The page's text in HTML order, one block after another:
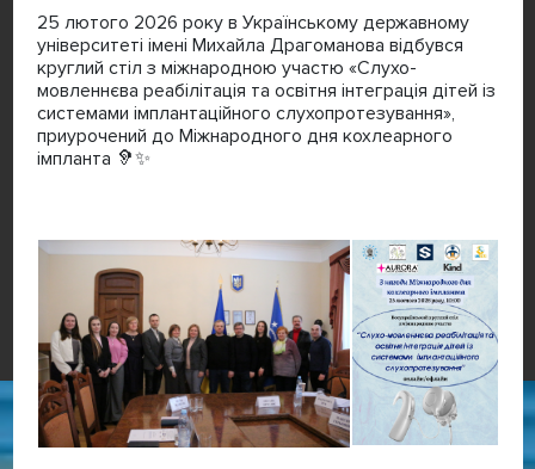
25 лютого 2026 року в Українському державному
університеті імені Михайла Драгоманова відбувся
круглий стіл з міжнародною участю «Слухо-
мовленнєва реабілітація та освітня інтеграція дітей із
системами імплантаційного слухопротезування»,
приурочений до Міжнародного дня кохлеарного
імпланта 🦻✨